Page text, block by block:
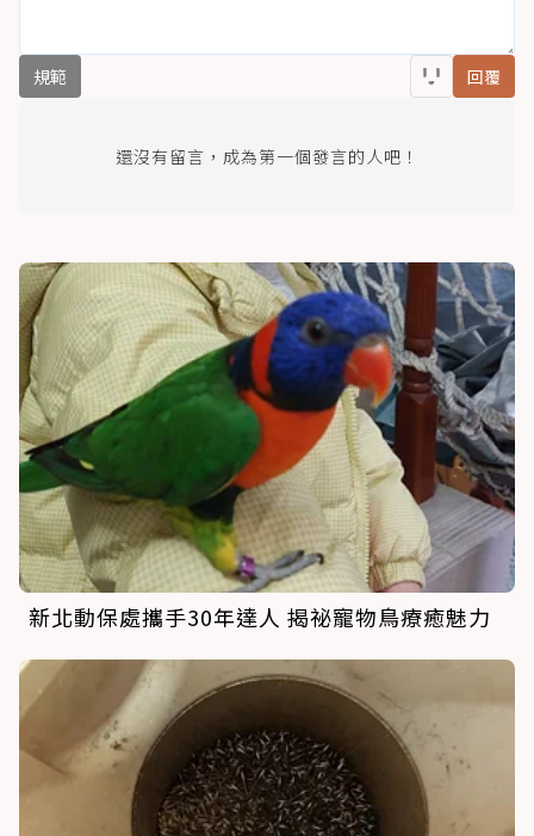
規範 回覆
還沒有留言，成為第一個發言的人吧！
新北動保處攜手30年達人 揭祕寵物鳥療癒魅力